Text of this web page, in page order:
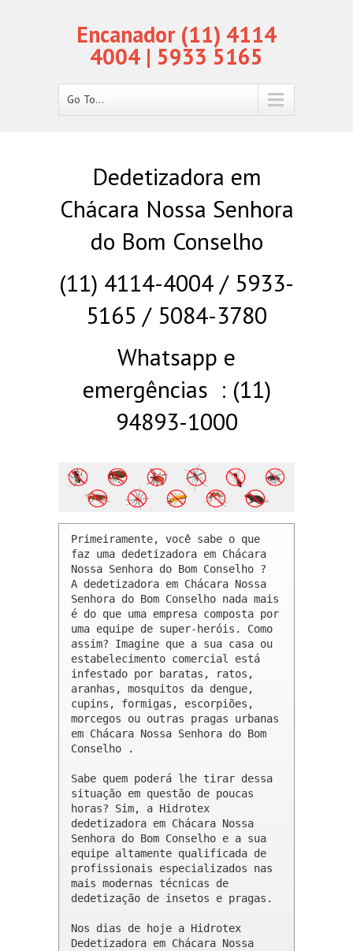
Encanador (11) 4114
4004 | 5933 5165
Go To...
Dedetizadora em
Chácara Nossa Senhora
do Bom Conselho
(11) 4114-4004 / 5933-
5165 / 5084-3780
Whatsapp e
emergências : (11)
94893-1000
Primeiramente, você sabe o que
faz uma dedetizadora em Chácara
Nossa Senhora do Bom Conselho ?
A dedetizadora em Chácara Nossa
Senhora do Bom Conselho nada mais
é do que uma empresa composta por
uma equipe de super-heróis. Como
assim? Imagine que a sua casa ou
estabelecimento comercial está
infestado por baratas, ratos,
aranhas, mosquitos da dengue,
cupins, formigas, escorpiões,
morcegos ou outras pragas urbanas
em Chácara Nossa Senhora do Bom
Conselho .
Sabe quem poderá lhe tirar dessa
situação em questão de poucas
horas? Sim, a Hidrotex
dedetizadora em Chácara Nossa
Senhora do Bom Conselho e a sua
equipe altamente qualificada de
profissionais especializados nas
mais modernas técnicas de
dedetização de insetos e pragas.
Nos dias de hoje a Hidrotex
Dedetizadora em Chácara Nossa